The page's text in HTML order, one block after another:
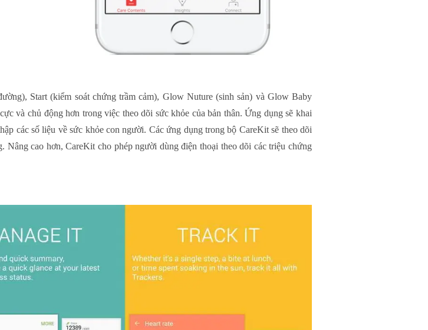
Start (kiểm soát chứng trầm cảm), Glow Nuture (sinh sản) và Glow Baby
và chủ động hơn trong việc theo dõi sức khỏe của bản thân. Ứng dụng sẽ khai
các số liệu về sức khỏe con người. Các ứng dụng trong bộ CareKit sẽ theo dõi
cao hơn, CareKit cho phép người dùng điện thoại theo dõi các triệu chứng